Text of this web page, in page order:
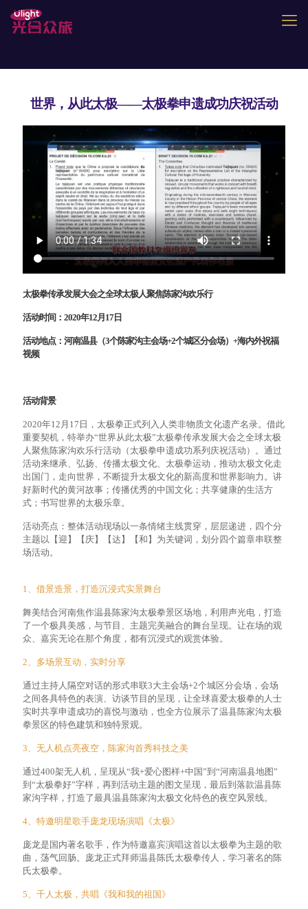
世界，从此太极——太极拳申遗成功庆祝活动
太极拳传承发展大会之全球太极人聚焦陈家沟欢乐行
活动时间： 2020年12月17日
活动地点：河南温县（3个陈家沟主会场+2个城区分会场）+海内外祝福
视频
活动背景
2020年12月17日，太极拳正式列入人类非物质文化遗产名录。借此
重要契机，特举办“世界从此太极”太极拳传承发展大会之全球太极
人聚焦陈家沟欢乐行活动（太极拳申遗成功系列庆祝活动）。通过
活动来继承、弘扬、传播太极文化、太极拳运动，推动太极文化走
出国门，走向世界，不断提升太极文化的新高度和世界影响力。讲
好新时代的黄河故事；传播优秀的中国文化；共享健康的生活方
式；书写世界的太极乐章。
活动亮点：整体活动现场以一条情绪主线贯穿，层层递进，四个分
主题以【迎】【庆】【达】【和】为关键词，划分四个篇章串联整
场活动。
1、借景造景，打造沉浸式实景舞台
舞美结合河南焦作温县陈家沟太极拳景区场地，利用声光电，打造
了一个极具美感，与节目、主题完美融合的舞台呈现。让在场的观
众、嘉宾无论在那个角度，都有沉浸式的观赏体验。
2、多场景互动，实时分享
通过主持人隔空对话的形式串联3大主会场+2个城区分会场，会场
之间各具特色的表演、访谈节目的呈现，让全球喜爱太极拳的人士
实时共享申遗成功的喜悦与激动，也全方位展示了温县陈家沟太极
拳景区的特色建筑和独特景观。
3、无人机点亮夜空，陈家沟首秀科技之美
通过400架无人机，呈现从“我+爱心图样+中国”到“河南温县地图”
到“太极拳好”字样，再到活动主题的图文呈现，最后到落款温县陈
家沟字样，打造了最具温县陈家沟太极文化特色的夜空风景线。
4、特邀明星歌手庞龙现场演唱《太极》
庞龙是国内著名歌手，作为特邀嘉宾演唱这首以太极拳为主题的歌
曲，荡气回肠。庞龙正式拜师温县陈氏太极拳传人，学习著名的陈
氏太极拳。
5、千人太极，共唱《我和我的祖国》